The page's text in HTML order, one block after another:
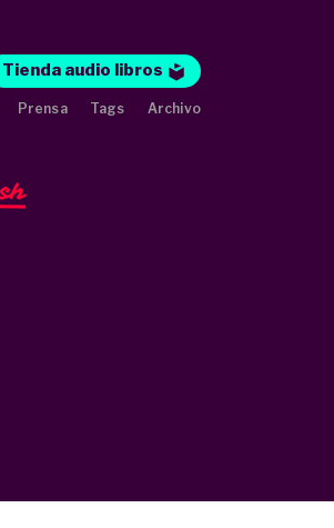
Tienda audio libros
Prensa Tags Archivo